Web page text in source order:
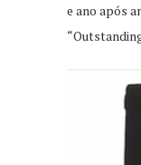
e ano após